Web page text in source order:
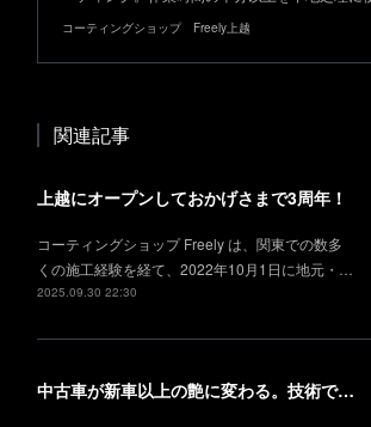
コーティングショップ Freely上越
関連記事
上越にオープンしておかげさまで3周年！
コーティングショップ Freely は、関東での数多
くの施工経験を経て、2022年10月1日に地元・…
2025.09.30 22:30
中古車が新車以上の艶に変わる。技術で叶える理想の仕上がり